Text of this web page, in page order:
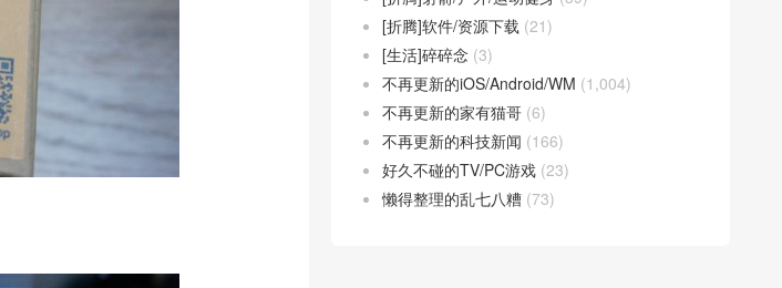
[折腾]软件/资源下载 (21)
[生活]碎碎念 (3)
不再更新的iOS/Android/WM (1,004)
不再更新的家有猫哥 (6)
不再更新的科技新闻 (166)
好久不碰的TV/PC游戏 (23)
懒得整理的乱七八糟 (73)